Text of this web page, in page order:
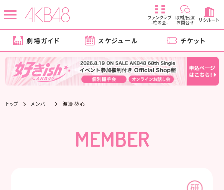
ファンクラブ
-柱の会-
取材/出演
お問合せ リクルート
劇場ガイド スケジュール チケット
トップ メンバー 渡邉 葵心
MEMBER